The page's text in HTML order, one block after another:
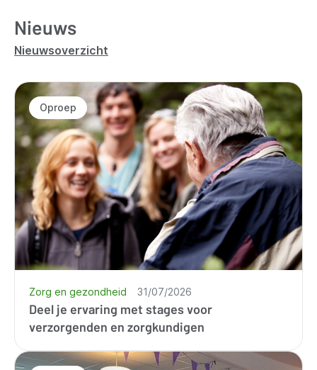
Nieuws
Nieuwsoverzicht
Oproep
Deel je ervaring met stages voor
verzorgenden en zorgkundigen
Zorg en gezondheid 31/07/2026